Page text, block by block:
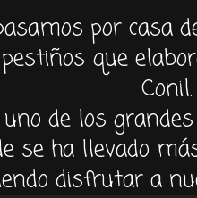
por casa
que
Conil.
de los
se ha llevado
disfrutar a